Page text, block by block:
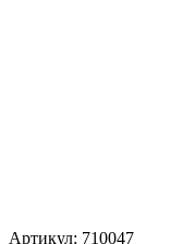
Артикул: 710047